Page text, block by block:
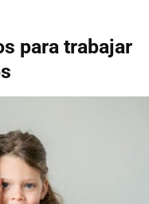
para trabajar